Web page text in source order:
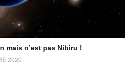
mais n’est pas Nibiru !
2020